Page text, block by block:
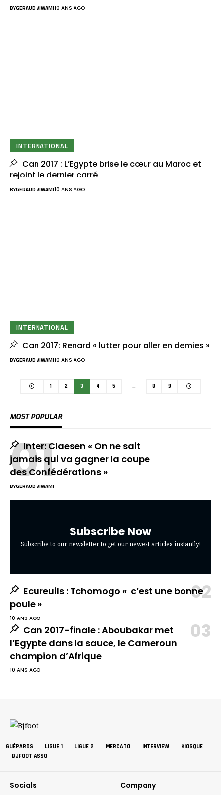
BYGERAUD VIWAMI10 ANS AGO
INTERNATIONAL
Can 2017 : L’Egypte brise le cœur au Maroc et
rejoint le dernier carré
BYGERAUD VIWAMI10 ANS AGO
INTERNATIONAL
Can 2017: Renard « lutter pour aller en demies »
BYGERAUD VIWAMI10 ANS AGO
1 2 3 4 5 … 8 9
MOST POPULAR
Inter: Claesen « On ne sait
jamais qui va gagner la coupe
des Confédérations »
BYGERAUD VIWAMI
Subscribe Now
Subscribe to our newsletter to get our newest articles instantly!
Ecureuils : Tchomogo « c’est une bonne
poule »
10 ANS AGO
Can 2017-finale : Aboubakar met
l’Egypte dans la sauce, le Cameroun
champion d’Afrique
10 ANS AGO
GUÉPARDS LIGUE 1 LIGUE 2 MERCATO INTERVIEW
KIOSQUE
BJFOOT ASSO
Socials Company